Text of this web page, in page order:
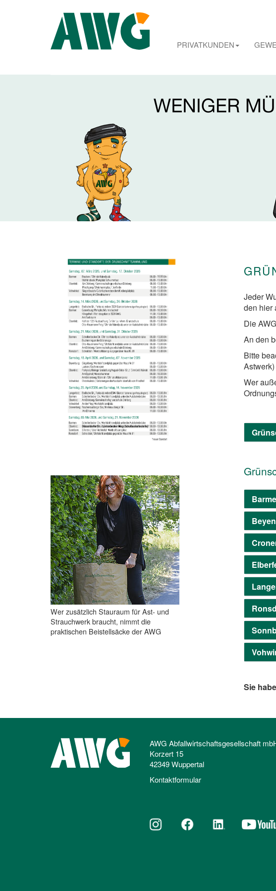
PRIVATKUNDEN
Wer zusätzlich Stauraum für Ast- und
Strauchwerk braucht, nimmt die
praktischen Beistellsäcke der AWG
Jeder
den hier
Die
An den
Bitte
Wer
Sie
AWG Abfallwirtschaftsgesellschaft
Korzert 15
42349 Wuppertal
Kontaktformular